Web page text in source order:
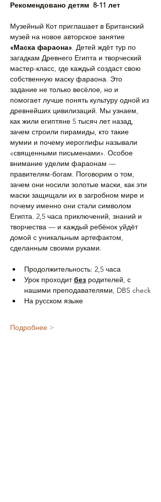
Рекомендовано детям  8-11 лет
Музейный Кот приглашает в Британский
музей на новое авторское занятие
«Маска фараона». Детей ждёт тур по
загадкам Древнего Египта и творческий
мастер-класс, где каждый создаст свою
собственную маску фараона. Это
задание не только весёлое, но и
помогает лучше понять культуру одной из
древнейших цивилизаций. Мы узнаем,
как жили египтяне 5 тысяч лет назад,
зачем строили пирамиды, кто такие
мумии и почему иероглифы называли
«священными письменами». Особое
внимание уделим фараонам —
правителям-богам. Поговорим о том,
зачем они носили золотые маски, как эти
маски защищали их в загробном мире и
почему именно они стали символом
Египта. 2,5 часа приключений, знаний и
творчества — и каждый ребёнок уйдёт
домой с уникальным артефактом,
сделанным своими руками.
Продолжительность: 2,5 часа
Урок проходит без родителей, с
нашими преподавателями, DBS check
На русском языке
Подробнее >